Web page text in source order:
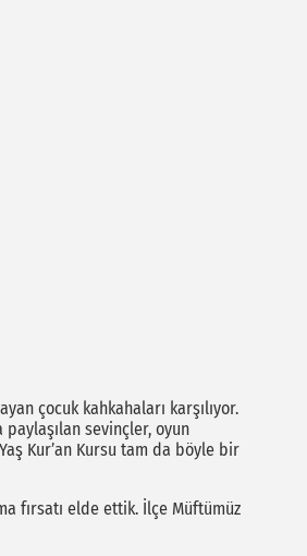
çocuk kahkahaları karşılıyor.
sevinçler, oyun
Kur’an Kursu tam da böyle bir
fırsatı elde ettik. İlçe Müftümüz